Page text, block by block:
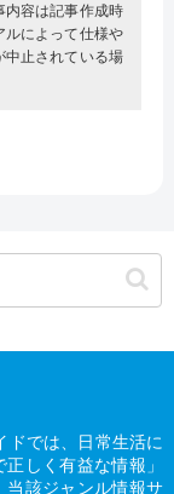
容は記事作成時
ルによって仕様や
中止されている場
ドでは、日常生活に
しく有益な情報」
当該ジャンル情報サ